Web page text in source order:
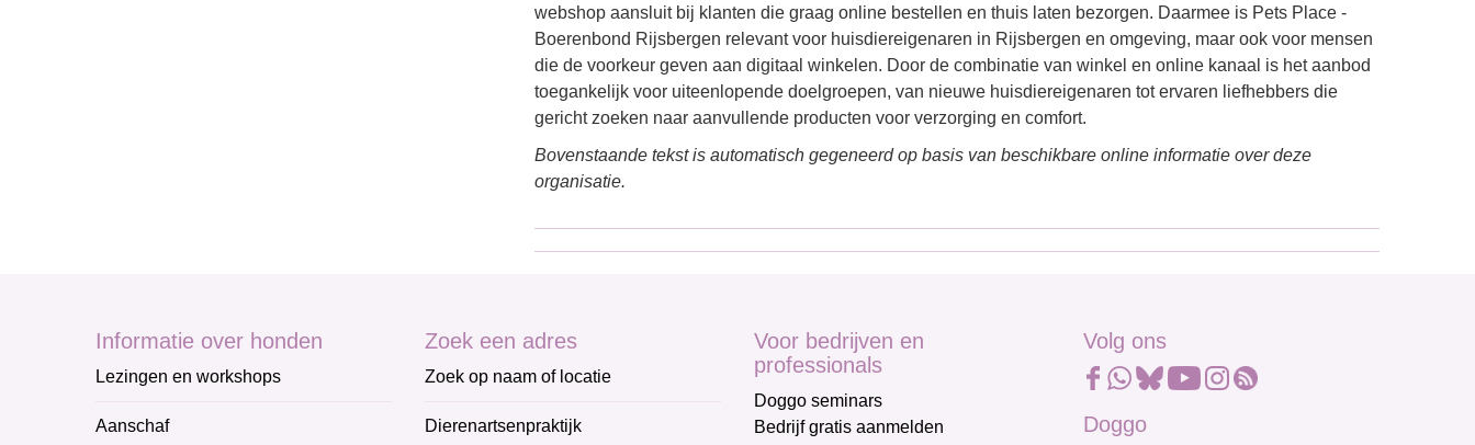
webshop aansluit bij klanten die graag online bestellen en thuis laten bezorgen. Daarmee is Pets Place -
Boerenbond Rijsbergen relevant voor huisdiereigenaren in Rijsbergen en omgeving, maar ook voor mensen
die de voorkeur geven aan digitaal winkelen. Door de combinatie van winkel en online kanaal is het aanbod
toegankelijk voor uiteenlopende doelgroepen, van nieuwe huisdiereigenaren tot ervaren liefhebbers die
gericht zoeken naar aanvullende producten voor verzorging en comfort.
Bovenstaande tekst is automatisch gegeneerd op basis van beschikbare online informatie over deze
organisatie.
Informatie over honden
Lezingen en workshops
Aanschaf
Zoek een adres
Zoek op naam of locatie
Dierenartsenpraktijk
Voor bedrijven en
professionals
Doggo seminars
Bedrijf gratis aanmelden
Volg ons
Doggo